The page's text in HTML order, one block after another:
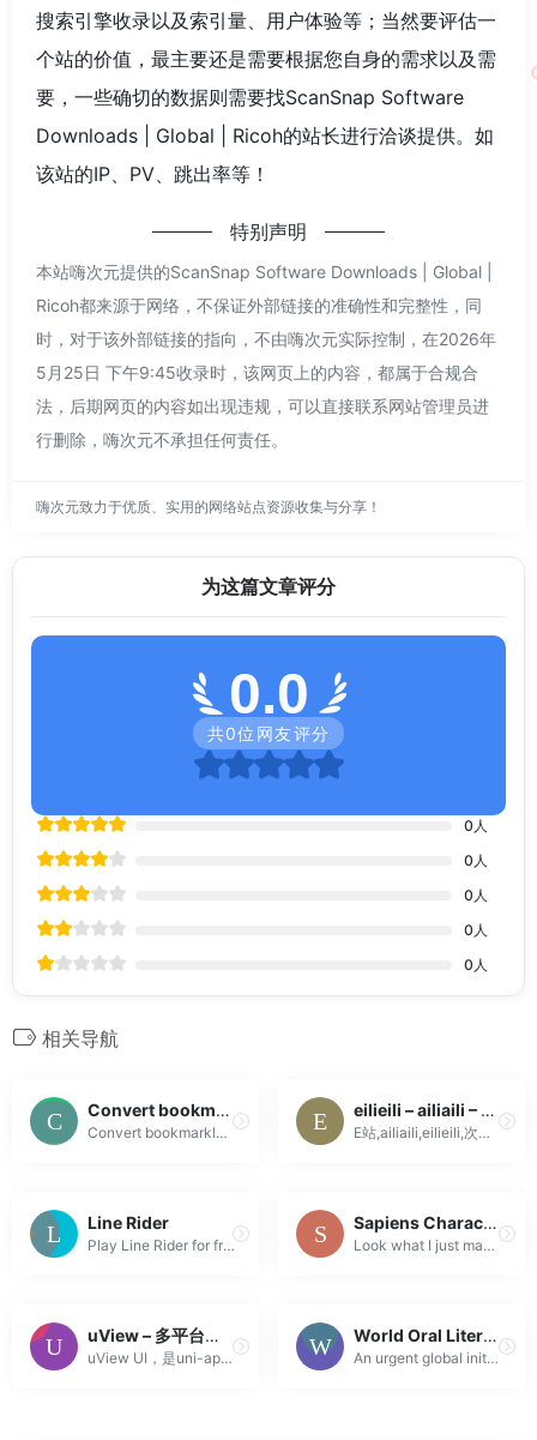
搜索引擎收录以及索引量、用户体验等；当然要评估一
个站的价值，最主要还是需要根据您自身的需求以及需
要，一些确切的数据则需要找ScanSnap Software
Downloads | Global | Ricoh的站长进行洽谈提供。如
该站的IP、PV、跳出率等！
特别声明
本站嗨次元提供的ScanSnap Software Downloads | Global |
Ricoh都来源于网络，不保证外部链接的准确性和完整性，同
时，对于该外部链接的指向，不由嗨次元实际控制，在2026年
5月25日 下午9:45收录时，该网页上的内容，都属于合规合
法，后期网页的内容如出现违规，可以直接联系网站管理员进
行删除，嗨次元不承担任何责任。
嗨次元致力于优质、实用的网络站点资源收集与分享！
为这篇文章评分
0.0
共0位网友评分
0 人
0 人
0 人
0 人
0 人
相关导航
Convert bookmarklet to Chrome extension
Convert bookmarklet to Chrome extension
eilieili – ailiaili – E站 – (゜-゜)つロ ~ – Powered by Discuz!
E站,ailiaili,eilieili,次元の物语,妹纸摄影与acg图、优质内容分享网，大家一起来快乐你我他
Line Rider
Play Line Rider for free! Line Rider is a classic sandbox game where you draw a track for the sledder to ride on. Simple concept, endless possibilitie...
Sapiens Character Builder @UI8
Look what I just made with the Sapiens Character Builder @UI8
uView – 多平台快速开发的UI框架 – uni-app UI框架
uView UI，是uni-app生态最优秀的UI框架，全面的组件和便捷的工具会让您信手拈来，如鱼得水
World Oral Literature Project : Home
An urgent global initiative to document and make accessible endangered oral literatures before they disappear without record